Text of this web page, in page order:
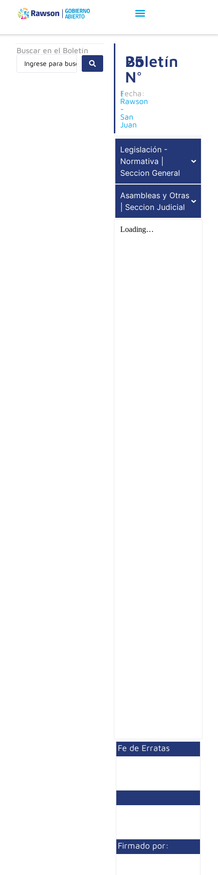
Buscar en el Boletín
Boletín
N°
25
Fecha:
|
Rawson
-
San
Juan
Legislación -
Normativa |
Seccion General
Asambleas y Otras
| Seccion Judicial
Fe de Erratas
Firmado por: